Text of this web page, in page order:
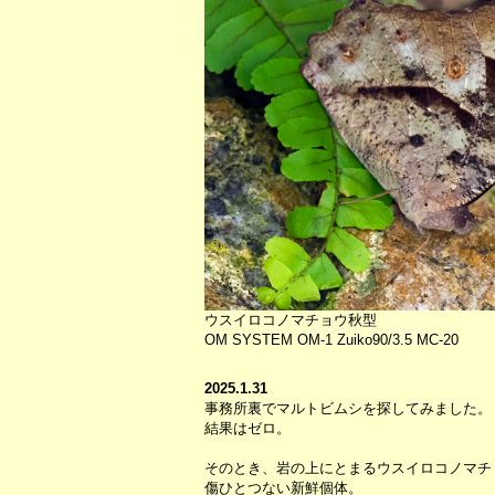
ウスイロコノマチョウ秋型
OM SYSTEM OM-1 Zuiko90/3.5 MC-20
2025.1.31
事務所裏でマルトビムシを探してみました。
結果はゼロ。
そのとき、岩の上にとまるウスイロコノマ
傷ひとつない新鮮個体。